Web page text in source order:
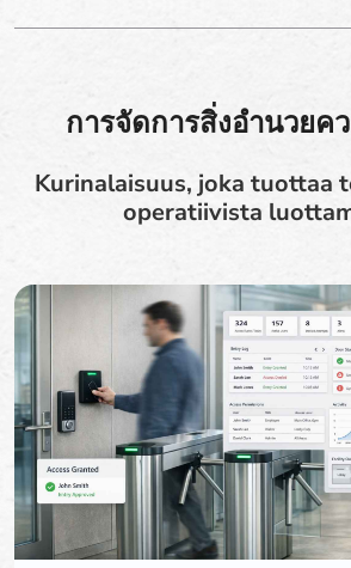
การจัดการสิ่งอำนวยค
Kurinalaisuus, joka tuottaa
operatiivista